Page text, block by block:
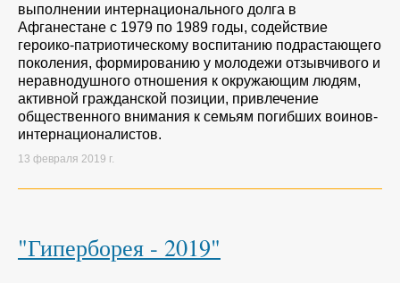
выполнении интернационального долга в
Афганестане с 1979 по 1989 годы, содействие
героико-патриотическому воспитанию подрастающего
поколения, формированию у молодежи отзывчивого и
неравнодушного отношения к окружающим людям,
активной гражданской позиции, привлечение
общественного внимания к семьям погибших воинов-
интернационалистов.
13 февраля 2019 г.
"Гиперборея - 2019"